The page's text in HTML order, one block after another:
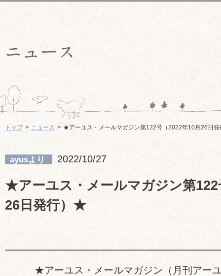
トップ ニュース ★アーユス・メールマガジン第122号（2022年10月26日
ayusより 2022/10/27
★アーユス・メールマガジン第122
26日発行）★
★アーユス・メールマガジン（月刊アー